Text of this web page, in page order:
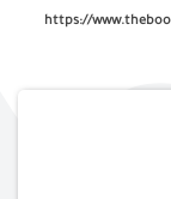
https://